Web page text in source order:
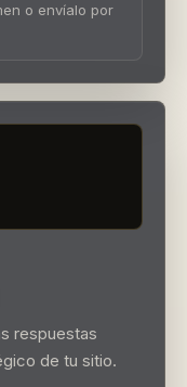
o envíalo por
respuestas
de tu sitio.